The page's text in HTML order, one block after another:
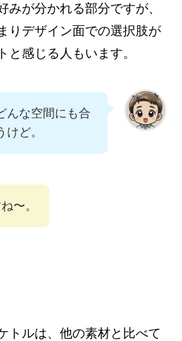
みが分かれる部分ですが、
りデザイン面での選択肢が
と感じる人もいます。
んな空間にも合
けど。
〜。
トルは、他の素材と比べて